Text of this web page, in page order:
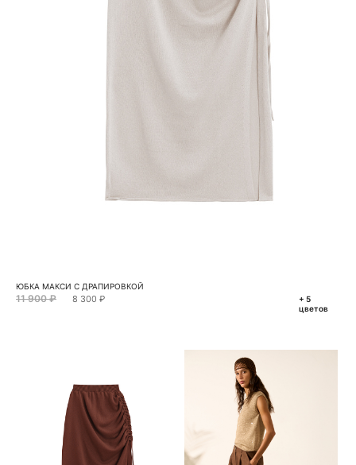
ЮБКА МАКСИ С ДРАПИРОВКОЙ
11 900 ₽ 8 300 ₽
+ 5
цветов